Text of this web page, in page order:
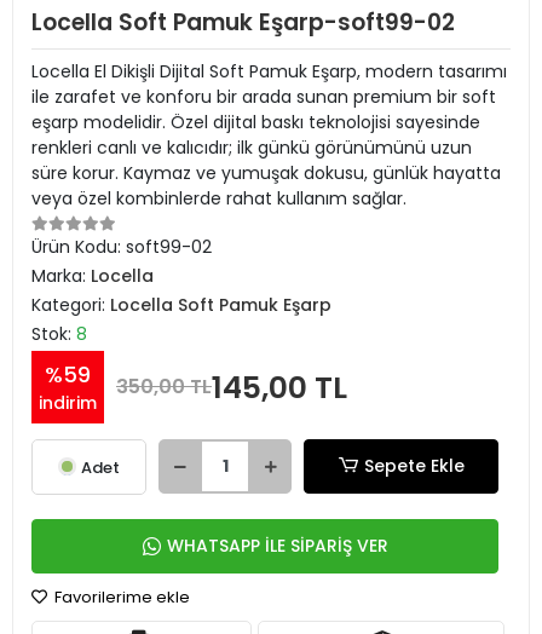
Locella Soft Pamuk Eşarp-soft99-02
Locella El Dikişli Dijital Soft Pamuk Eşarp, modern tasarımı
ile zarafet ve konforu bir arada sunan premium bir soft
eşarp modelidir. Özel dijital baskı teknolojisi sayesinde
renkleri canlı ve kalıcıdır; ilk günkü görünümünü uzun
süre korur. Kaymaz ve yumuşak dokusu, günlük hayatta
veya özel kombinlerde rahat kullanım sağlar.
Ürün Kodu: soft99-02
Marka: Locella
Kategori: Locella Soft Pamuk Eşarp
Stok: 8
%59
indirim
350,00 TL145,00 TL
Adet Sepete Ekle
WHATSAPP İLE SİPARİŞ VER
Favorilerime ekle